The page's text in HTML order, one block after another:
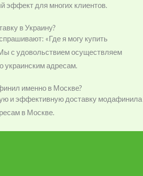
эффект для многих клиентов.
в Украину?
«Где я могу купить
с удовольствием осуществляем
украинским адресам.
именно в Москве?
и эффективную доставку модафинила
в Москве.